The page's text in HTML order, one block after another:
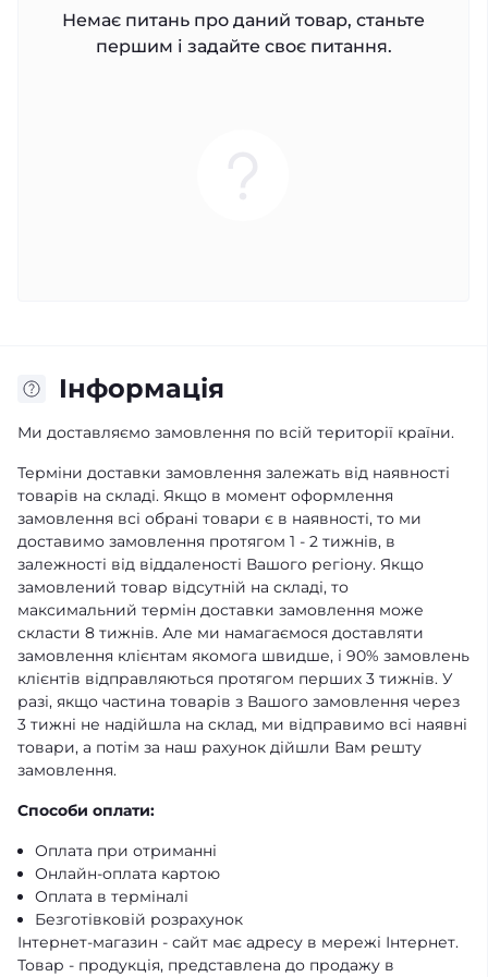
Немає питань про даний товар, станьте
першим і задайте своє питання.
Iнформація
Ми доставляємо замовлення по всій території країни.
Терміни доставки замовлення залежать від наявності
товарів на складі. Якщо в момент оформлення
замовлення всі обрані товари є в наявності, то ми
доставимо замовлення протягом 1 - 2 тижнів, в
залежності від віддаленості Вашого регіону. Якщо
замовлений товар відсутній на складі, то
максимальний термін доставки замовлення може
скласти 8 тижнів. Але ми намагаємося доставляти
замовлення клієнтам якомога швидше, і 90% замовлень
клієнтів відправляються протягом перших 3 тижнів. У
разі, якщо частина товарів з Вашого замовлення через
3 тижні не надійшла на склад, ми відправимо всі наявні
товари, а потім за наш рахунок дійшли Вам решту
замовлення.
Способи оплати:
Оплата при отриманні
Онлайн-оплата картою
Оплата в терміналі
Безготівковій розрахунок
Інтернет-магазин - сайт має адресу в мережі Інтернет.
Товар - продукція, представлена ​​до продажу в